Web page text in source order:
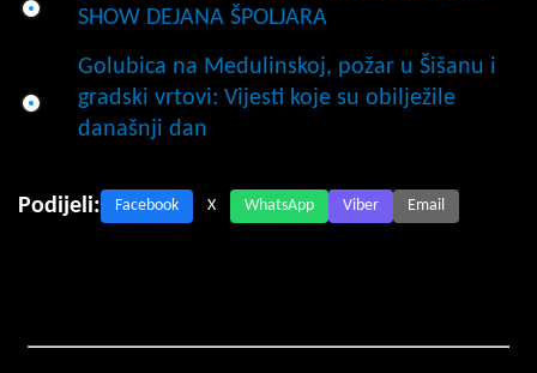
SHOW DEJANA ŠPOLJARA
Golubica na Medulinskoj, požar u Šišanu i
gradski vrtovi: Vijesti koje su obilježile
današnji dan
Podijeli: Facebook X WhatsApp Viber Email